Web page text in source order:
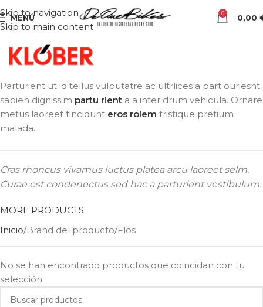
Skip to navigation
Skip to main content
MENÚ 0 0,00
Parturient ut id tellus vulputatre ac ultrlices a part ouriesnt
sapien dignissim partu rient a a inter drum vehicula. Ornare
metus laoreet tincidunt eros rolem tristique pretium
malada.
Cras rhoncus vivamus luctus platea arcu laoreet selm.
Curae est condenectus sed hac a parturient vestibulum.
MORE PRODUCTS
Inicio Brand del producto Flos
No se han encontrado productos que coincidan con tu
selección.